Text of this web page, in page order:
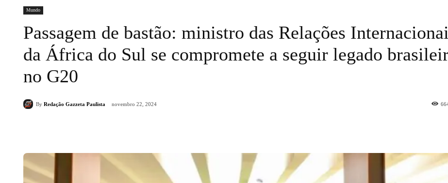
Mundo
Passagem de bastão: ministro das Relações
da África do Sul se compromete a seguir legado
no G20
By Redação Gazzeta Paulista novembro 22, 2024